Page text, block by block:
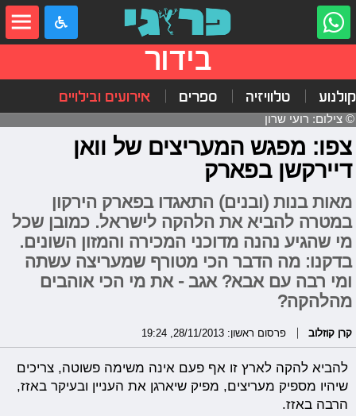
בידור
קולנוע טלוויזיה ספרים אירועים ובילויים
© צילום: רועי שרון
צפו: מפגש המעריצים של וואן
דיירקשן בפארק
מאות בנות (ובנים) התאגדו בפארק הירקון
במטרה להביא את הלהקה לישראל. כמובן שכל
מי שהגיע נהנה מדוכני המכירה והמזון השונים.
בדקנו: מה הדבר הכי מטורף שמעריצה עשתה
ומי רבה עם אבא? אגב - את מי הכי אוהבים
מהלהקה?
קרן קוזלוב פרסום ראשון: 28/11/2013, 19:24
להביא להקה לארץ זו אף פעם אינה משימה פשוטה, צריכים
שיהיו מספיק מעריצים, מפיק שיארגן את העניין ובעיקר באזז,
הרבה באזז.